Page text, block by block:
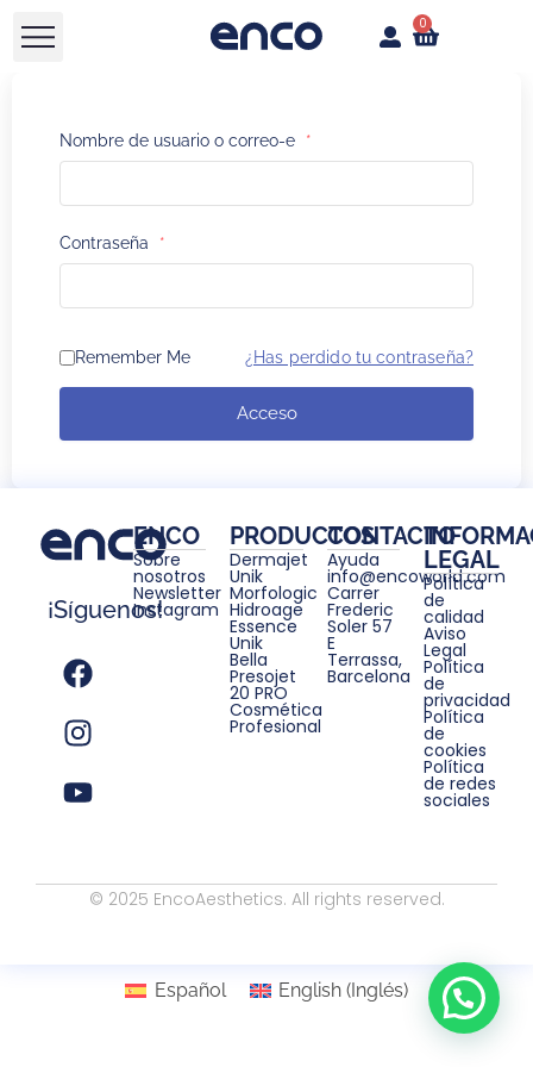
0
Nombre de usuario o correo-e *
Contraseña *
Remember Me ¿Has perdido tu contraseña?
Acceso
¡Síguenos!
ENCO
Sobre
nosotros
Newsletter
Instagram
PRODUCTOS
Dermajet
Unik
Morfologic
Hidroage
Essence
Unik
Bella
Presojet
20 PRO
Cosmética
Profesional
CONTACTO
Ayuda
info@encoworld.com
Carrer
Frederic
Soler 57
E
Terrassa,
Barcelona
LEGAL
Política
de
calidad
Aviso
Legal
Política
de
privacidad
Política
de
cookies
Política
de redes
sociales
© 2025 EncoAesthetics. All rights reserved.
Español English(Inglés)